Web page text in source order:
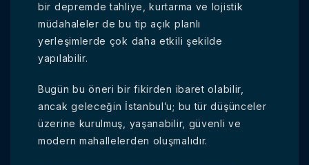
bir depremde tahliye, kurtarma ve lojistik
müdahaleler de bu tip açık planlı
yerleşimlerde çok daha etkili şekilde
yapılabilir.
Bugün bu öneri bir fikirden ibaret olabilir,
ancak geleceğin İstanbul’u; bu tür düşünceler
üzerine kurulmuş, yaşanabilir, güvenli ve
modern mahallelerden oluşmalıdır.